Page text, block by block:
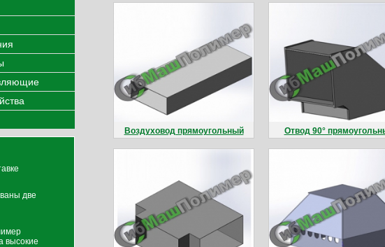
две
высокие
Воздуховод прямоугольный Отвод 90°